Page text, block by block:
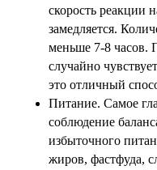
скорость реакции
замедляется.
меньше 7-8 часов.
случайно
это отличный
Питание. Самое
соблюдение
избыточного
жиров, фастфуда,